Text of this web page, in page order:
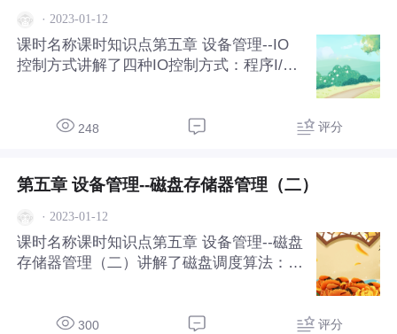
· 2023-01-12
课时名称课时知识点第五章 设备管理--IO
控制方式讲解了四种IO控制方式：程序I/O
248 评分
第五章 设备管理--磁盘存储器管理（二）
· 2023-01-12
课时名称课时知识点第五章 设备管理--磁盘
存储器管理（二）讲解了磁盘调度算法：先
扫描CSCAN算法。
300 评分